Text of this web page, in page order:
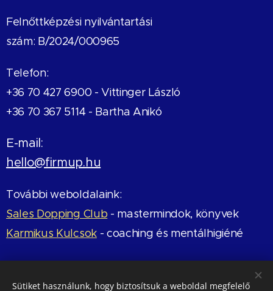
Felnőttképzési nyilvántartási
szám: B/2024/000965
Telefon:
+36 70 427 6900 -Vittinger László
+36 70 367 5114 - Bartha Anikó
E-mail:
hello@firmup.hu
További weboldalaink:
Sales Dopping Club - mastermindok, könyvek
Karmikus Kulcsok- coaching és mentálhigiéné
Sütiket használunk, hogy biztosítsuk a weboldal megfelelő